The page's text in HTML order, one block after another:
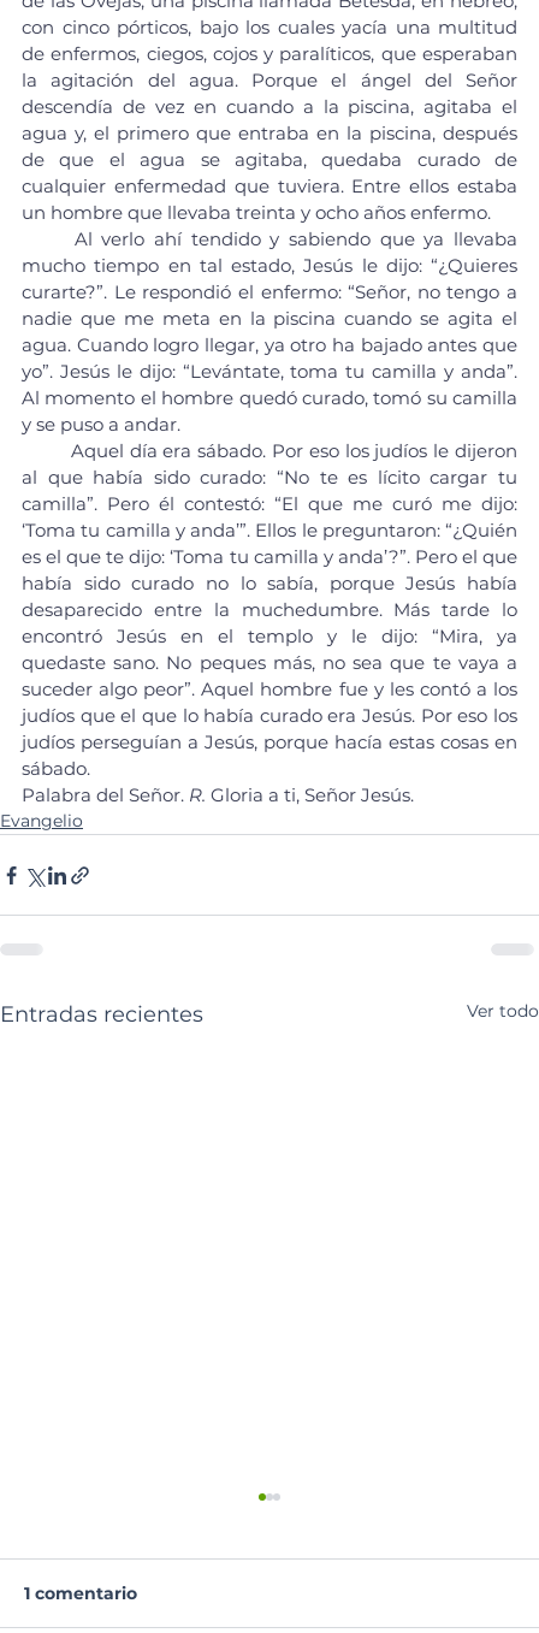
con cinco pórticos, bajo los cuales yacía una multitud
de enfermos, ciegos, cojos y paralíticos, que esperaban
la agitación del agua. Porque el ángel del Señor
descendía de vez en cuando a la piscina, agitaba el
agua y, el primero que entraba en la piscina, después
de que el agua se agitaba, quedaba curado de
cualquier enfermedad que tuviera. Entre ellos estaba
un hombre que llevaba treinta y ocho años enfermo.
mucho tiempo en tal estado, Jesús le dijo: “¿Quieres
curarte?”. Le respondió el enfermo: “Señor, no tengo a
nadie que me meta en la piscina cuando se agita el
agua. Cuando logro llegar, ya otro ha bajado antes que
yo”. Jesús le dijo: “Levántate, toma tu camilla y anda”.
Al momento el hombre quedó curado, tomó su camilla
y se puso a andar.
al que había sido curado: “No te es lícito cargar tu
camilla”. Pero él contestó: “El que me curó me dijo:
‘Toma tu camilla y anda’”. Ellos le preguntaron: “¿Quién
es el que te dijo: ‘Toma tu camilla y anda’?”. Pero el que
había sido curado no lo sabía, porque Jesús había
desaparecido entre la muchedumbre. Más tarde lo
encontró Jesús en el templo y le dijo: “Mira, ya
quedaste sano. No peques más, no sea que te vaya a
suceder algo peor”. Aquel hombre fue y les contó a los
judíos que el que lo había curado era Jesús. Por eso los
judíos perseguían a Jesús, porque hacía estas cosas en
sábado.
Palabra del Señor. R. Gloria a ti, Señor Jesús.
Evangelio
Entradas recientes Ver todo
1 comentario